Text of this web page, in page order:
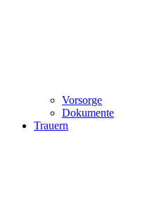
Vorsorge
Dokumente
Trauern